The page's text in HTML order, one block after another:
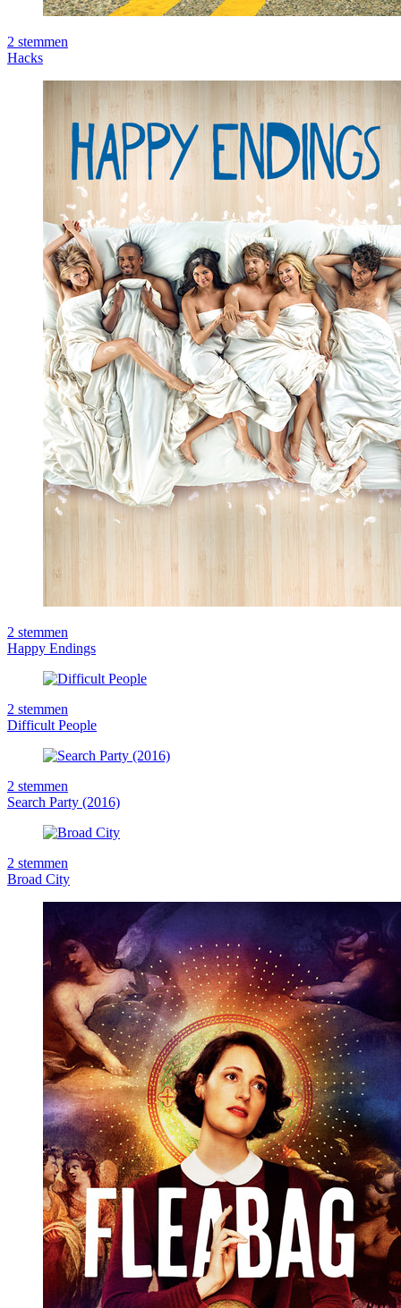
2 stemmen
Hacks
2 stemmen
Happy Endings
2 stemmen
Difficult People
2 stemmen
Search Party (2016)
2 stemmen
Broad City